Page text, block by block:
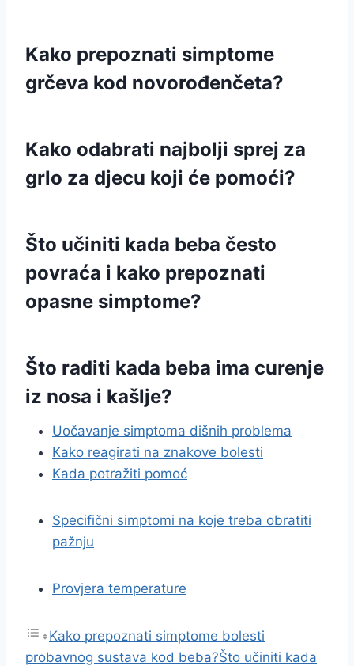
Kako prepoznati simptome
grčeva kod novorođenčeta?
Kako odabrati najbolji sprej za
grlo za djecu koji će pomoći?
Što učiniti kada beba često
povraća i kako prepoznati
opasne simptome?
Što raditi kada beba ima curenje
iz nosa i kašlje?
Uočavanje simptoma dišnih problema
Kako reagirati na znakove bolesti
Kada potražiti pomoć
Specifični simptomi na koje treba obratiti
pažnju
Provjera temperature
Kako prepoznati simptome bolesti
probavnog sustava kod beba?Što učiniti kada